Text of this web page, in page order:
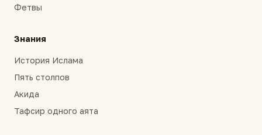
Фетвы
Знания
История Ислама
Пять столпов
Акида
Тафсир одного аята